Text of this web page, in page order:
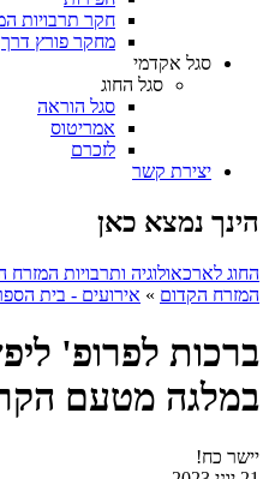
חקר תרבויות
מחקר פורץ דרך
סגל אקדמי
סגל החוג
סגל הוראה
אמריטוס
לזכרם
יצירת קשר
הינך נמצא כאן
החוג לארכאולוגיה ותרבויות המזרח
המזרח הקדום » אירועים - בית
ברכות לפרופ'
במלגה מטעם
יישר כח!